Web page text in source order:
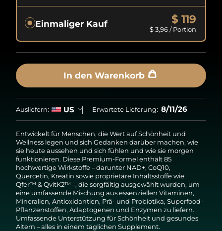
Einmaliger Kauf $ 119
$ 3,96/ Portion
In den Warenkorb
Ausliefern: US Erwartete Lieferung: 8/11/26
Entwickelt für Menschen, die Wert auf Schönheit und
Wellness legen und sich Gedanken darüber machen, wie
sie heute aussehen und sich fühlen und wie sie morgen
funktionieren. Diese Premium-Formel enthält 85
hochwertige Wirkstoffe – darunter NAD+, CoQ10,
Quercetin, Kreatin sowie proprietäre Inhaltsstoffe wie
Qfer™ & QvitK2™ –, die sorgfältig ausgewählt wurden, um
eine umfassende Mischung aus essenziellen Vitaminen,
Mineralien, Antioxidantien, Prä- und Probiotika, Superfood-
Pflanzenstoffen, Adaptogenen und Enzymen zu liefern.
Umfassende Unterstützung für Schönheit und gesundes
Altern – alles in einem täglichen Supplement.